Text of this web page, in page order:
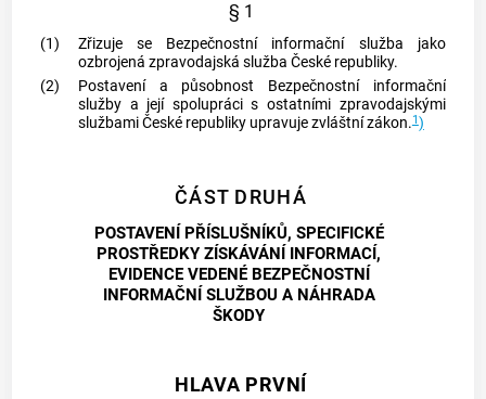
§ 1
(1)
Zřizuje se Bezpečnostní informační služba jako
ozbrojená zpravodajská služba České republiky.
(2)
Postavení a působnost Bezpečnostní informační
služby a její spolupráci s ostatními zpravodajskými
službami České republiky upravuje zvláštní zákon.1)
ČÁST DRUHÁ
POSTAVENÍ PŘÍSLUŠNÍKŮ, SPECIFICKÉ
PROSTŘEDKY ZÍSKÁVÁNÍ INFORMACÍ,
EVIDENCE VEDENÉ BEZPEČNOSTNÍ
INFORMAČNÍ SLUŽBOU A NÁHRADA
ŠKODY
HLAVA PRVNÍ